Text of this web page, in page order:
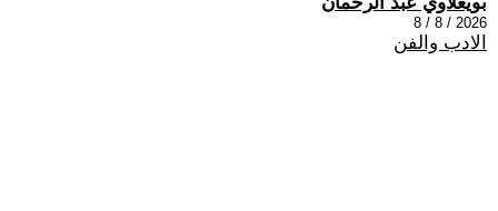
2026 / 8 / 8
الادب والفن